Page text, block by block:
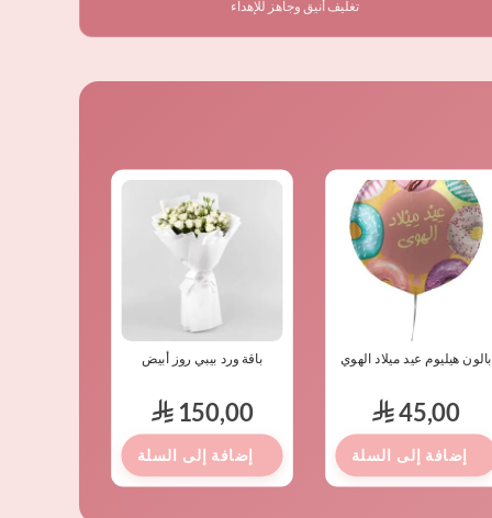
تغليف أنيق وجاهز للإهداء
بالون هيليوم عيد ميلاد الهوي
⃁45,00
باقة ورد بيبي روز أبيض
⃁150,00